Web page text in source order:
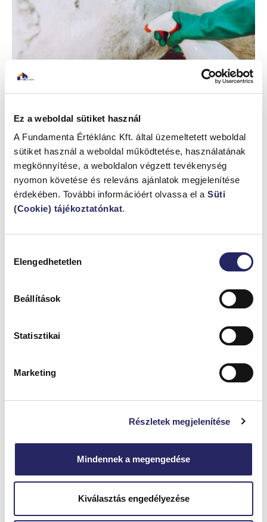
Ez a weboldal sütiket használ
A Fundamenta Értéklánc Kft. által üzemeltetett weboldal
sütiket használ a weboldal működtetése, használatának
megkönnyítése, a weboldalon végzett tevékenység
nyomon követése és releváns ajánlatok megjelenítése
érdekében. További információért olvassa el a Süti
(Cookie) tájékoztatónkat.
kiválasztása
Elengedhetetlen
Beállítások
Statisztikai
Marketing
Részletek megjelenítése
Mindennek a megengedése
Kiválasztás engedélyezése
– hol csúsznak el leggyakrabban a
kivitelezések?
A korszerű épületek egyik kulcskérdése a hőhídmentes
kialakítás, hiszen a rosszul megoldott csomópontok nemcsak
hőveszteséget okoznak, hanem penészesedéshez és
nem látványos hibákból fakadnak, hanem apró
pontatlanságokból, félreértelmezett részletekből vagy
egyszerű kivitelezési kompromisszumokból. Éppen ezért
gyakorlatban a...
MEGNÉZEM...